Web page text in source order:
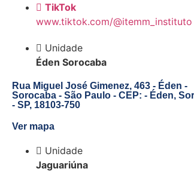
TikTok
www.tiktok.com/@itemm_instituto
Unidade
Éden Sorocaba
Rua Miguel José Gimenez, 463 - Éden -
Sorocaba - São Paulo - CEP: - Éden,
- SP, 18103-750
Ver mapa
Unidade
Jaguariúna